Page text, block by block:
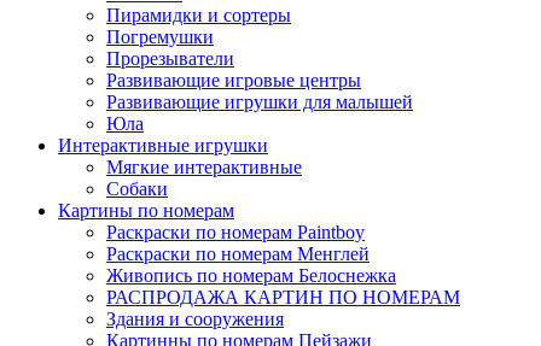
Пирамидки и сортеры
Погремушки
Прорезыватели
Развивающие игровые центры
Развивающие игрушки для малышей
Юла
Интерактивные игрушки
Мягкие интерактивные
Собаки
Картины по номерам
Раскраски по номерам Paintboy
Раскраски по номерам Менглей
Живопись по номерам Белоснежка
РАСПРОДАЖА КАРТИН ПО НОМЕРАМ
Здания и сооружения
Картинны по номерам Пейзажи